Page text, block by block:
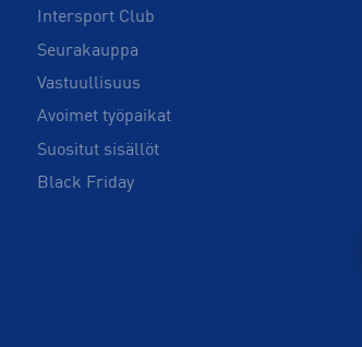
Intersport Club
Seurakauppa
Vastuullisuus
Avoimet työpaikat
Suositut sisällöt
Black Friday